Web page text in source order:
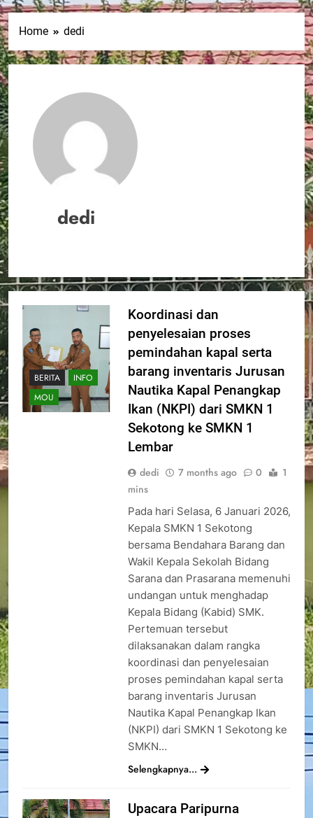
Home dedi
dedi
BERITA
INFO
MOU
Koordinasi dan
penyelesaian proses
pemindahan kapal serta
barang inventaris Jurusan
Nautika Kapal Penangkap
Ikan (NKPI) dari SMKN 1
Sekotong ke SMKN 1
Lembar
dedi 7 months ago 0
1
mins
Pada hari Selasa, 6 Januari 2026,
Kepala SMKN 1 Sekotong
bersama Bendahara Barang dan
Wakil Kepala Sekolah Bidang
Sarana dan Prasarana memenuhi
undangan untuk menghadap
Kepala Bidang (Kabid) SMK.
Pertemuan tersebut
dilaksanakan dalam rangka
koordinasi dan penyelesaian
proses pemindahan kapal serta
barang inventaris Jurusan
Nautika Kapal Penangkap Ikan
(NKPI) dari SMKN 1 Sekotong ke
SMKN…
Selengkapnya...
Upacara Paripurna